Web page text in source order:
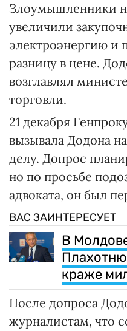
Злоумышленники
увеличили
электроэнергию и
разницу в цене.
возглавлял
торговли.
21 декабря
вызывала Додона
делу. Допрос
но по просьбе
адвоката, он был
ВАС ЗАИНТЕРЕСУЕТ
В
краже
После допроса
журналистам, что